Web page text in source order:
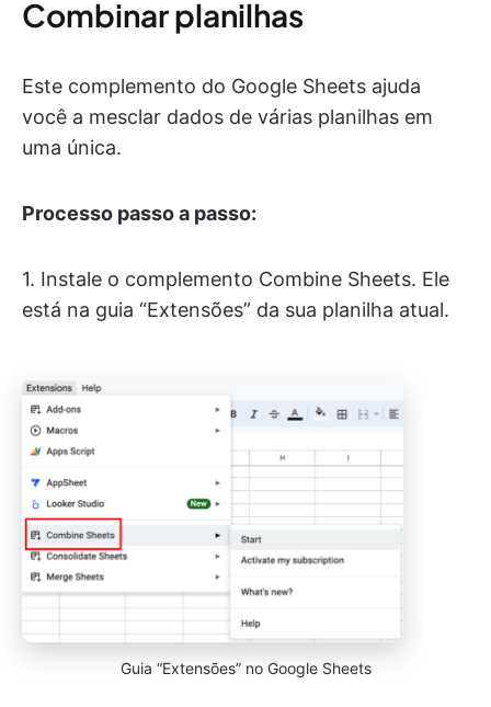
Combinar planilhas
Este complemento do Google Sheets ajuda
você a mesclar dados de várias planilhas em
uma única.
Processo passo a passo:
1. Instale o complemento Combine Sheets. Ele
está na guia “Extensões” da sua planilha atual.
Guia “Extensões” no Google Sheets